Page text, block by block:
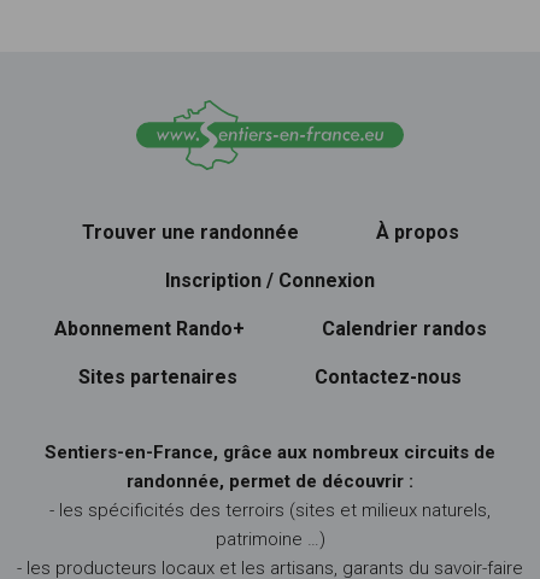
Trouver une randonnée À propos
Inscription / Connexion
Abonnement Rando+ Calendrier randos
Sites partenaires Contactez-nous
Sentiers-en-France, grâce aux nombreux circuits de
randonnée, permet de découvrir :
- les spécificités des terroirs (sites et milieux naturels,
patrimoine …)
- les producteurs locaux et les artisans, garants du savoir-faire